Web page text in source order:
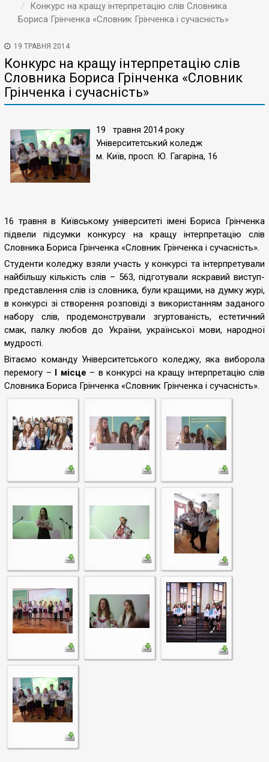
Конкурс на кращу інтерпретацію слів Словника
Бориса Грінченка «Словник Грінченка і сучасність»
19 ТРАВНЯ 2014
Конкурс на кращу інтерпретацію слів
Словника Бориса Грінченка «Словник
Грінченка і сучасність»
19 травня 2014 року
Університетський коледж
м. Київ, просп. Ю. Гагаріна, 16
16 травня в Київському університеті імені Бориса Грінченка
підвели підсумки конкурсу на кращу інтерпретацію слів
Словника Бориса Грінченка «Словник Грінченка і сучасність».
Студенти коледжу взяли участь у конкурсі та інтерпретували
найбільшу кількість слів – 563, підготували яскравий виступ-
представлення слів із словника, були кращими, на думку журі,
в конкурсі зі створення розповіді з використанням заданого
набору слів, продемонстрували згуртованість, естетичний
смак, палку любов до України, української мови, народної
мудрості.
Вітаємо команду Університетського коледжу, яка виборола
перемогу – І місце – в конкурсі на кращу інтерпретацію слів
Словника Бориса Грінченка «Словник Грінченка і сучасність».